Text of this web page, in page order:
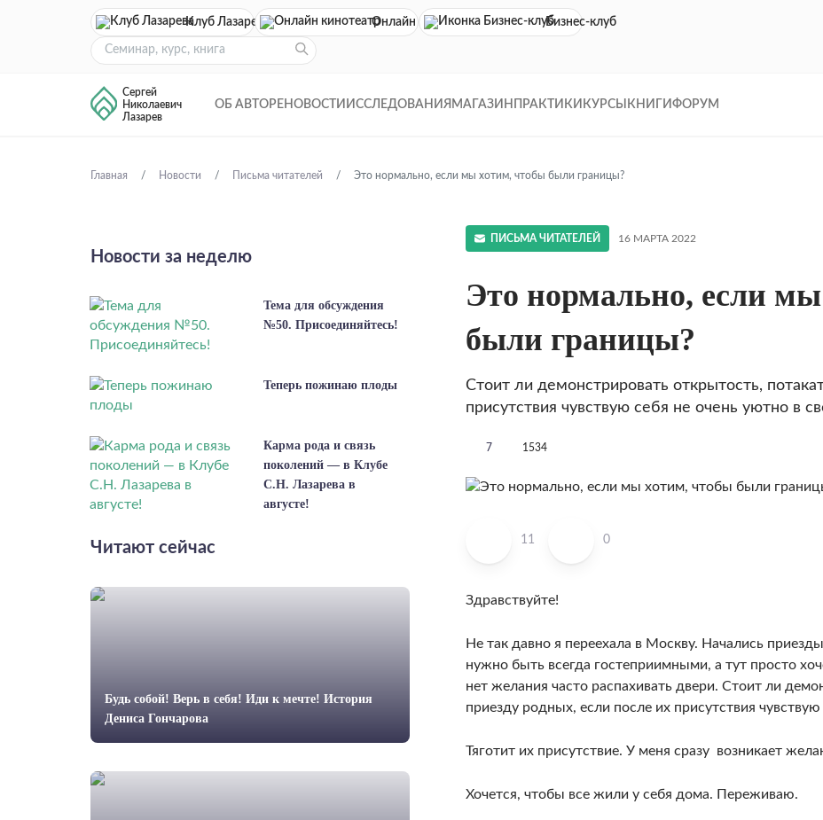
Клуб Лазарева Онлайн кинотеатр
Бизнес-клуб
Сергей
Николаевич
Лазарев
ОБ АВТОРЕ НОВОСТИ ИССЛЕДОВАНИЯ МАГАЗИН ПРАКТИКИ КУРСЫ КНИГИ ФОРУМ
Главная Новости Письма читателей Это нормально, если мы хотим, чтобы были границы?
ПИСЬМА ЧИТАТЕЛЕЙ 16 МАРТА 2022
Это нормально, если
были границы?
Стоит ли демонстрировать открытость,
присутствия чувствую себя не очень уютно в
7 1534
11 0
Здравствуйте!
Не так давно я переехала в Москву. Начались
нужно быть всегда гостеприимными, а тут просто
нет желания часто распахивать двери. Стоит ли
приезду родных, если после их присутствия
Тяготит их присутствие. У меня сразу возникает
Хочется, чтобы все жили у себя дома. Переживаю.
Новости за неделю
Тема для обсуждения
№50. Присоединяйтесь!
Теперь пожинаю плоды
Карма рода и связь
поколений — в Клубе
С.Н. Лазарева в
августе!
Читают сейчас
Будь собой! Верь в себя! Иди к мечте! История
Дениса Гончарова